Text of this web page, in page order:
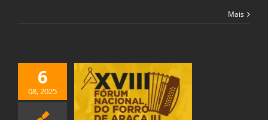
Mais
6
08, 2025
O O XVIII
DO FORRÓ